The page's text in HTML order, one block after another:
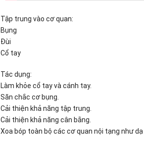
Tập trung vào cơ quan:
Bụng
Đùi
Cổ tay
Tác dụng:
Làm khỏe cổ tay và cánh tay.
Săn chắc cơ bụng.
Cải thiện khả năng tập trung.
Cải thiện khả năng cân bằng.
Xoa bóp toàn bộ các cơ quan nội tạng như dạ